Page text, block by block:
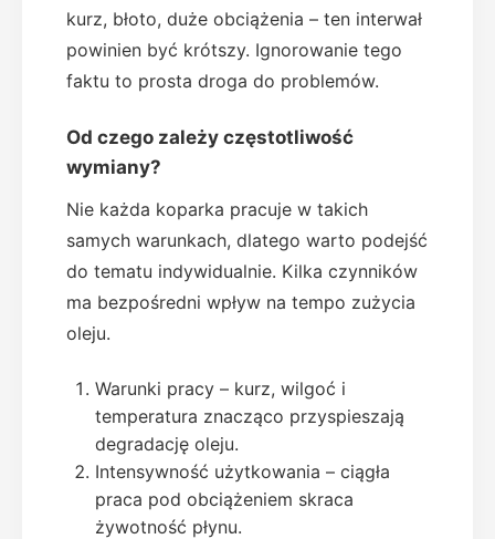
kurz, błoto, duże obciążenia – ten interwał
powinien być krótszy. Ignorowanie tego
faktu to prosta droga do problemów.
Od czego zależy częstotliwość
wymiany?
Nie każda koparka pracuje w takich
samych warunkach, dlatego warto podejść
do tematu indywidualnie. Kilka czynników
ma bezpośredni wpływ na tempo zużycia
oleju.
Warunki pracy – kurz, wilgoć i
temperatura znacząco przyspieszają
degradację oleju.
Intensywność użytkowania – ciągła
praca pod obciążeniem skraca
żywotność płynu.